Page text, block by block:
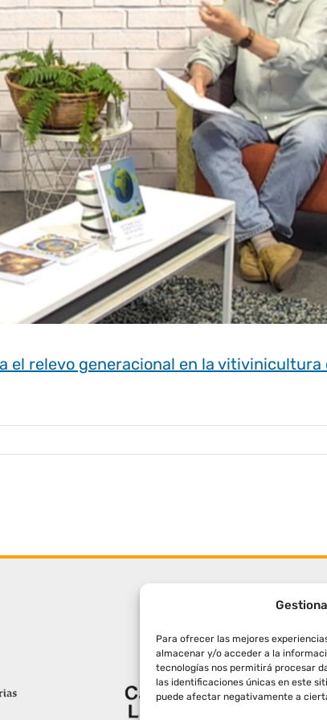
Para ofrecer las mejores
almacenar y/o acceder a la
tecnologías nos permitirá procesar
las identificaciones únicas en este
puede afectar negativamente a
el relevo generacional en la vitivinicultura